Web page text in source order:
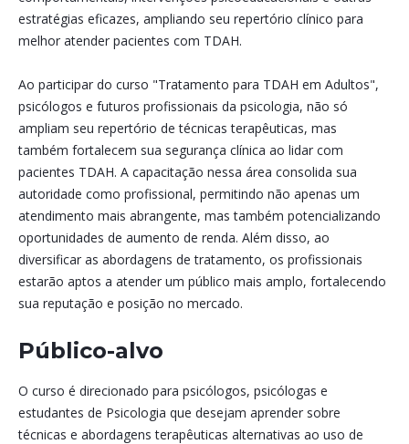
estratégias eficazes, ampliando seu repertório clínico para
melhor atender pacientes com TDAH.
Ao participar do curso "Tratamento para TDAH em Adultos",
psicólogos e futuros profissionais da psicologia, não só
ampliam seu repertório de técnicas terapêuticas, mas
também fortalecem sua segurança clínica ao lidar com
pacientes TDAH. A capacitação nessa área consolida sua
autoridade como profissional, permitindo não apenas um
atendimento mais abrangente, mas também potencializando
oportunidades de aumento de renda. Além disso, ao
diversificar as abordagens de tratamento, os profissionais
estarão aptos a atender um público mais amplo, fortalecendo
sua reputação e posição no mercado.
Público-alvo
O curso é direcionado para psicólogos, psicólogas e
estudantes de Psicologia que desejam aprender sobre
técnicas e abordagens terapêuticas alternativas ao uso de